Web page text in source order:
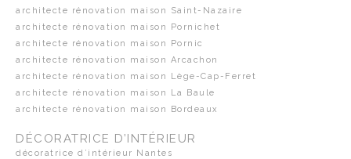
architecte rénovation maison Saint-Nazaire
architecte rénovation maison Pornichet
architecte rénovation maison Pornic
architecte rénovation maison Arcachon
architecte rénovation maison Lège-Cap-Ferret
architecte rénovation maison La Baule
architecte rénovation maison Bordeaux
DÉCORATRICE D’INTÉRIEUR
décoratrice d’intérieur Nantes